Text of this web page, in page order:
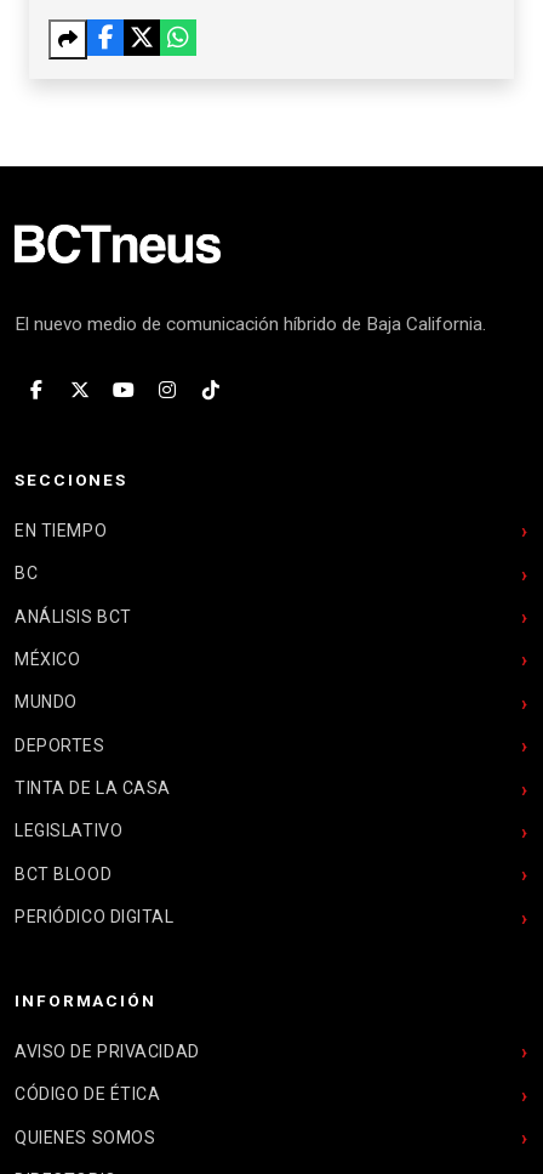
El nuevo medio de comunicación híbrido de Baja California.
SECCIONES
EN TIEMPO
BC
ANÁLISIS BCT
MÉXICO
MUNDO
DEPORTES
TINTA DE LA CASA
LEGISLATIVO
BCT BLOOD
PERIÓDICO DIGITAL
INFORMACIÓN
AVISO DE PRIVACIDAD
CÓDIGO DE ÉTICA
QUIENES SOMOS